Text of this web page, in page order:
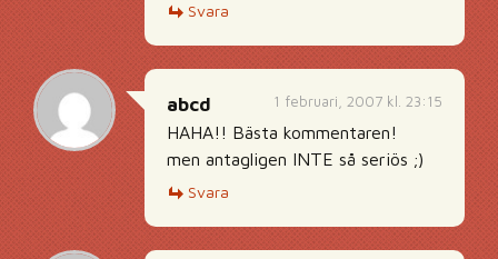
Svara
1 februari, 2007 kl. 23:15
abcd
HAHA!! Bästa kommentaren!
men antagligen INTE så seriös ;)
Svara